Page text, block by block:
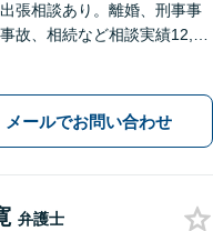
張相談あり。離婚、刑事事
故、相続など相談実績12,00
。
メールでお問い合わせ
弁護士